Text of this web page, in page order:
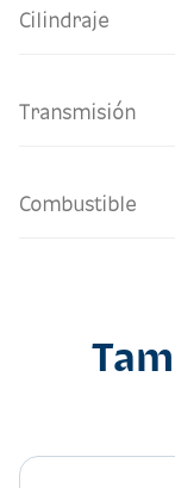
Cilindraje
Transmisión
Combustible